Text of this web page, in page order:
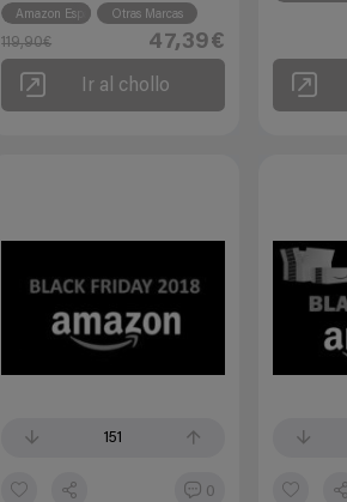
Amazon España Otras Marcas
119,90€ 47,39€
Ir al chollo
151
0